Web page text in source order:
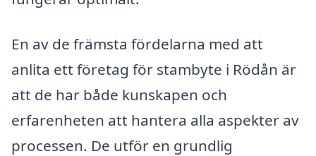
En av de främsta fördelarna med att
anlita ett företag för stambyte i Rödån är
att de har både kunskapen och
erfarenheten att hantera alla aspekter av
processen. De utför en grundlig